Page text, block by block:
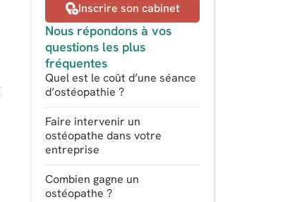
Inscrire son cabinet
Nous répondons à vos
questions les plus
fréquentes
Quel est le coût d’une séance
d’ostéopathie ?
Faire intervenir un
ostéopathe dans votre
entreprise
Combien gagne un
ostéopathe ?